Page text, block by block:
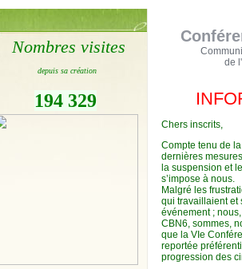
Nombres visites
depuis sa création
194 329
de
Chers inscrits,
Compte tenu de
dernières
la suspension et
s’impose à nous.
Malgré les
qui travaillaient et
événement ;
CBN6, sommes,
que la VIe
reportée
progression des